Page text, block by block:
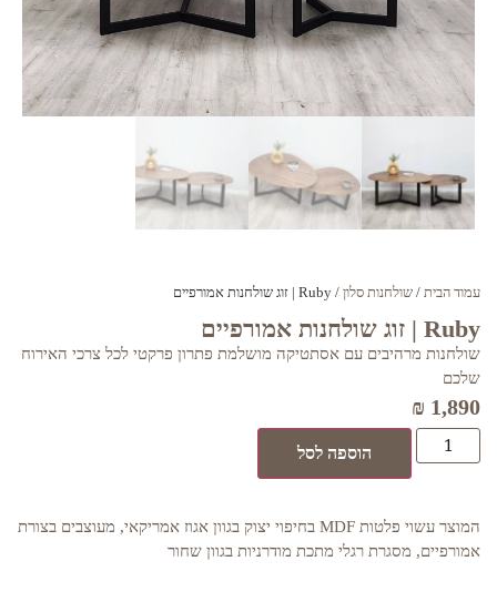
עמוד הבית / שולחנות סלון / Ruby | זוג שולחנות אמורפיים
Ruby | זוג שולחנות אמורפיים
שולחנות מרהיבים עם אסתטיקה מושלמת פתרון פרקטי לכל צרכי האירוח
שלכם
₪ 1,890
הוספה לסל
המוצר עשוי פלטות MDF בחיפוי יצוק בגוון אגוז אמריקאי, מעוצבים בצורת
אמורפיים, מסגרת רגלי מתכת מודרניות בגוון שחור